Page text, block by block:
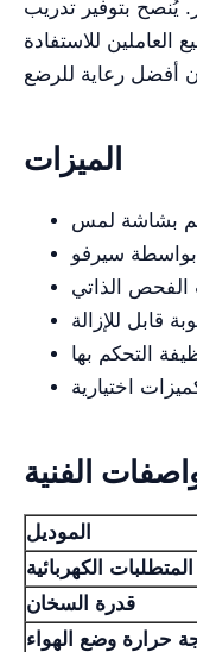
يُنصح بتوفير تدريب
العاملين للاستفادة
الميزات
بواسطة سيرفو
الفحص الذاتي
قابل للإزالة
التحكم بها
اختيارية
الفنية
الموديل
المتطلبات الكهربائية
قدرة السخان
حرارة وضع الهواء